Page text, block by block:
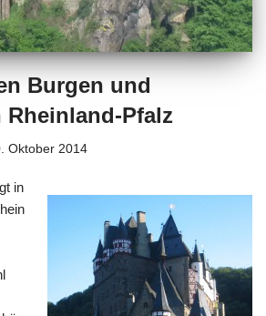
Burgen und
Pfalz
Oktober 2014
in